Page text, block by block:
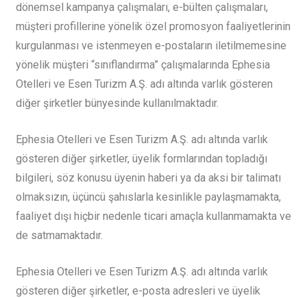
dönemsel kampanya çalışmaları, e-bülten çalışmaları,
müşteri profillerine yönelik özel promosyon faaliyetlerinin
kurgulanması ve istenmeyen e-postaların iletilmemesine
yönelik müşteri “sınıflandırma” çalışmalarında Ephesia
Otelleri ve Esen Turizm A.Ş. adı altında varlık gösteren
diğer şirketler bünyesinde kullanılmaktadır.
Ephesia Otelleri ve Esen Turizm A.Ş. adı altında varlık
gösteren diğer şirketler, üyelik formlarından topladığı
bilgileri, söz konusu üyenin haberi ya da aksi bir talimatı
olmaksızın, üçüncü şahıslarla kesinlikle paylaşmamakta,
faaliyet dışı hiçbir nedenle ticari amaçla kullanmamakta ve
de satmamaktadır.
Ephesia Otelleri ve Esen Turizm A.Ş. adı altında varlık
gösteren diğer şirketler, e-posta adresleri ve üyelik